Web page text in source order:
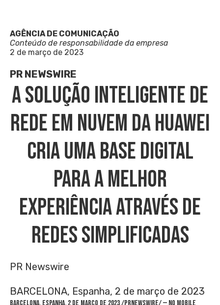
AGÊNCIA DE COMUNICAÇÃO
Conteúdo de responsabilidade da empresa
2 de março de 2023
PR NEWSWIRE
A Solução Inteligente De
Rede Em Nuvem Da Huawei
Cria Uma Base Digital
Para A Melhor
Experiência Através De
Redes Simplificadas
PR Newswire
BARCELONA, Espanha, 2 de março de 2023